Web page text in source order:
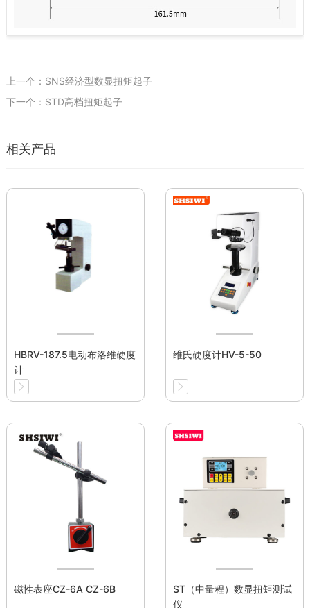
上一个：SNS经济型数显扭矩起子
下一个：STD高档扭矩起子
相关产品
HBRV-187.5电动布洛维硬度
计
维氏硬度计HV-5-50
磁性表座CZ-6A CZ-6B
ST（中量程）数显扭矩测试
仪